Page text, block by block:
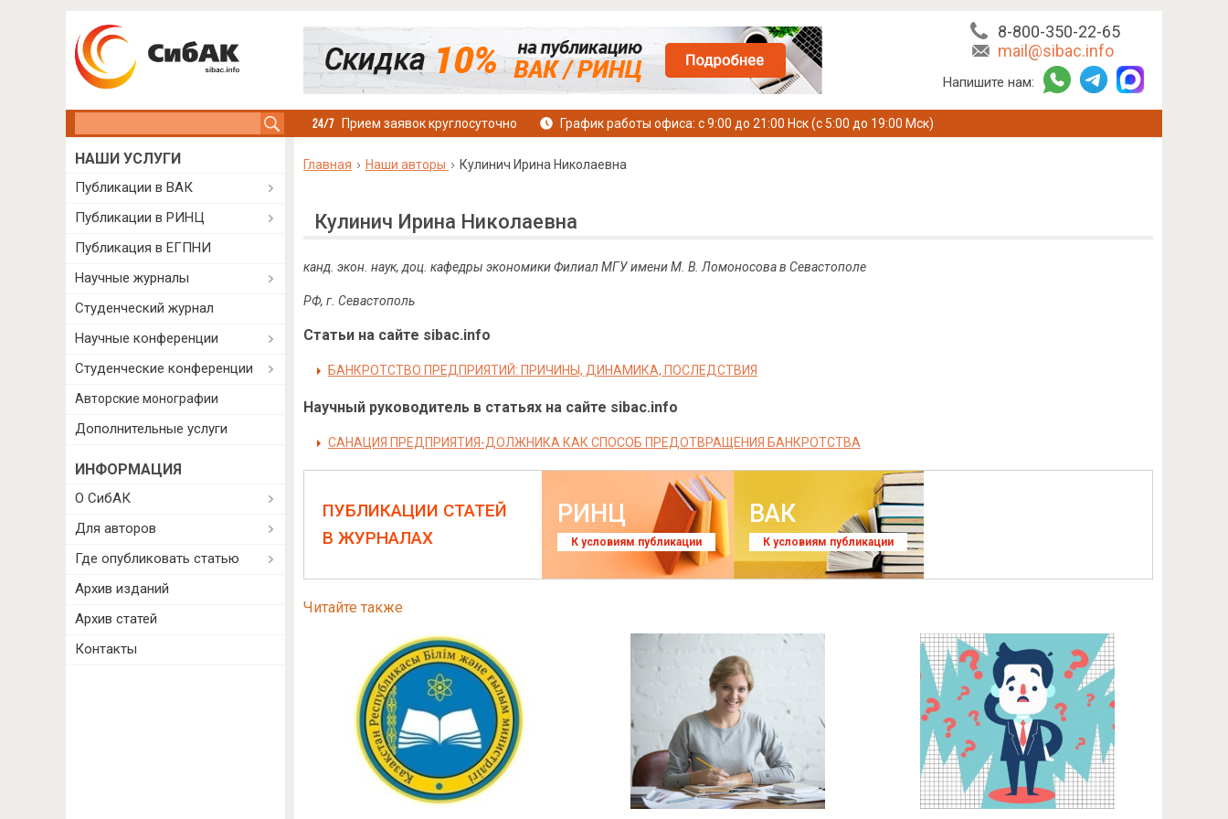
8-800-350-22-65
mail@sibac.info
Напишите нам:
Прием заявок круглосуточно График работы офиса: с 9:00 до 21:00 Нск (с 5:00 до 19:00 Мск)
Главная Наши авторы Кулинич Ирина Николаевна
Кулинич Ирина Николаевна
канд. экон. наук, доц. кафедры экономики Филиал МГУ имени М. В. Ломоносова в Севастополе
РФ, г. Севастополь
Статьи на сайте sibac.info
БАНКРОТСТВО ПРЕДПРИЯТИЙ: ПРИЧИНЫ, ДИНАМИКА, ПОСЛЕДСТВИЯ
Научный руководитель в статьях на сайте sibac.info
САНАЦИЯ ПРЕДПРИЯТИЯ-ДОЛЖНИКА КАК СПОСОБ ПРЕДОТВРАЩЕНИЯ БАНКРОТСТВА
ПУБЛИКАЦИИ СТАТЕЙ
В ЖУРНАЛАХ
РИНЦ
К условиям публикации
ВАК
К условиям публикации
Читайте также
НАШИ УСЛУГИ
Публикации в ВАК
Публикации в РИНЦ
Публикация в ЕГПНИ
Научные журналы
Студенческий журнал
Научные конференции
Студенческие конференции
Авторские монографии
Дополнительные услуги
ИНФОРМАЦИЯ
О СибАК
Для авторов
Где опубликовать статью
Архив изданий
Архив статей
Контакты